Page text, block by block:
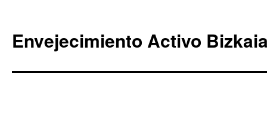
Envejecimiento Activo